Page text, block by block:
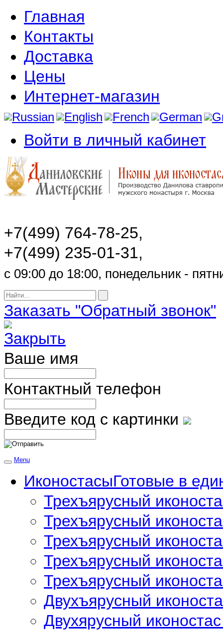
Главная
Контакты
Доставка
Цены
Интернет-магазин
Войти в личный кабинет
+7(499) 764-78-25,
+7(499) 235-01-31,
с 09:00 до 18:00, понедельник -
Заказать "Обратный звонок"
Ваше имя
Контактный телефон
Введите код с картинки
Menu
ИконостасыГотовые в
Трехъярусный
Трехъярусный
Трехъярусный
Трехъярусный
Трехъярусный
Двухъярусный
Двухярусный